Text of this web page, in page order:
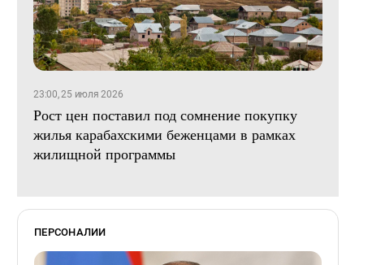
23:00, 25 июля 2026
Рост цен поставил под сомнение покупку
жилья карабахскими беженцами в рамках
жилищной программы
ПЕРСОНАЛИИ